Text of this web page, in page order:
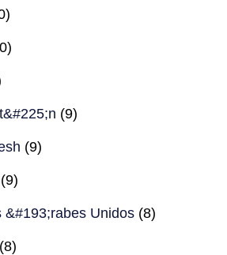
(9)
(9)
(9)
&#193;rabes Unidos (8)
(8)